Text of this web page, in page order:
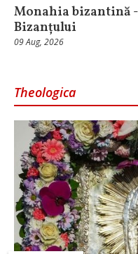
Monahia bizantină
Bizanțului
09 Aug, 2026
Theologica